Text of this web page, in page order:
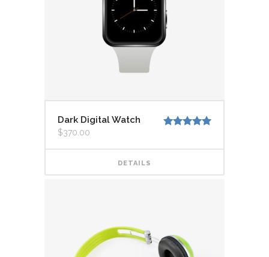
Dark Digital Watch
5
$370.00
DETAILS